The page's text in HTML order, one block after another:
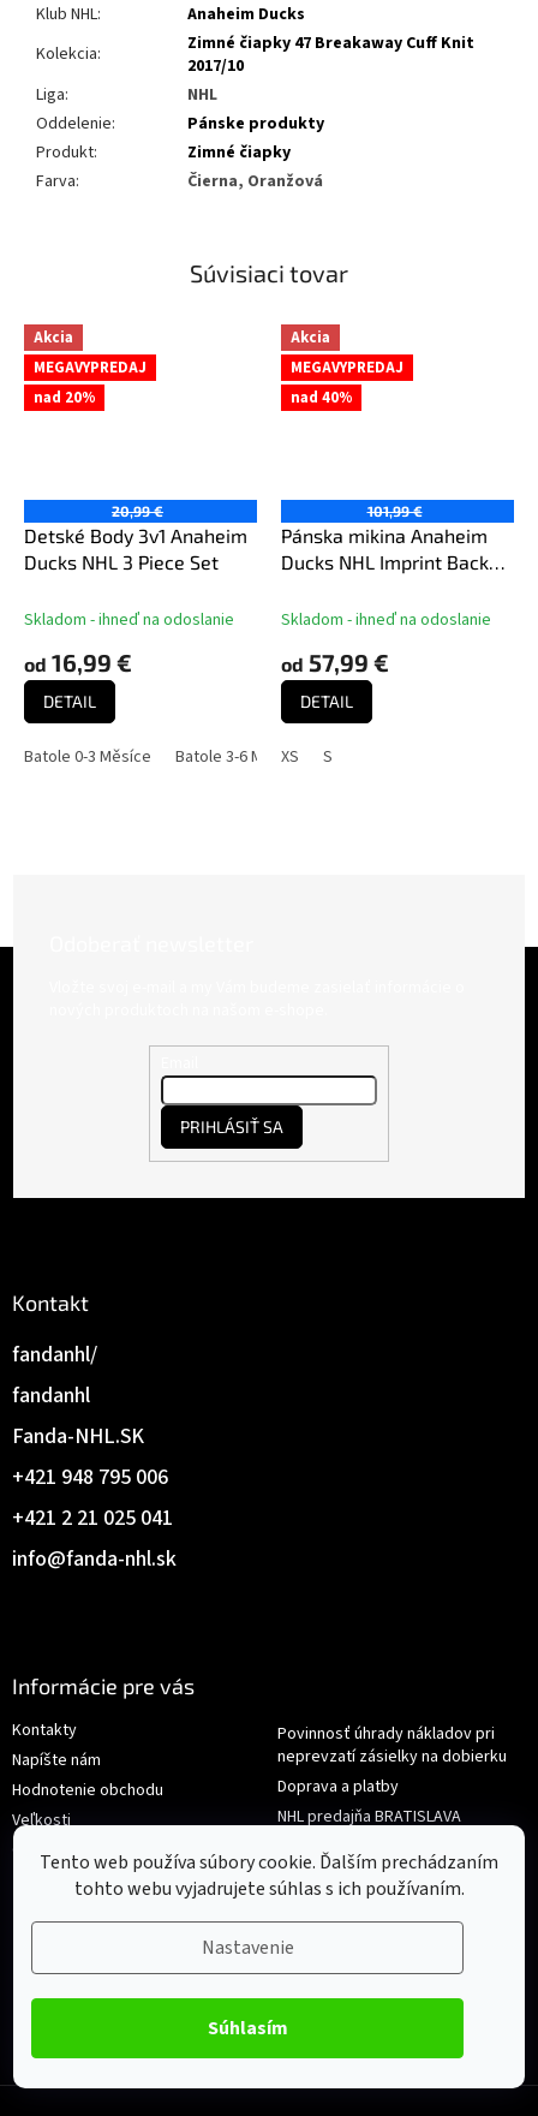
Tento web používa súbory cookie. Ďalším prechádzaním
tohto webu vyjadrujete súhlas s ich používaním.
Nastavenie
Súhlasím
Súvisiaci tovar
Akcia
MEGAVYPREDAJ
nad 20%
20,99 €
Detské Body 3v1 Anaheim
Ducks NHL 3 Piece Set
Skladom - ihneď na odoslanie
od 16,99 €
DETAIL
Batole 0-3 Měsíce Batole 3-6 Měsíců Batole 6-9 Měsíců
Akcia
MEGAVYPREDAJ
nad 40%
101,99 €
Pánska mikina Anaheim
Ducks NHL Imprint Backer
Skladom - ihneď na odoslanie
od 57,99 €
DETAIL
XS S
Klub NHL:
Anaheim Ducks
Kolekcia:
Zimné čiapky 47 Breakaway Cuff Knit
2017/10
Liga:
NHL
Oddelenie:
Pánske produkty
Produkt:
Zimné čiapky
Farva: Čierna, Oranžová
Kontakt
info@fanda-nhl.sk
+421 2 21 025 041
+421 948 795 006
Fanda-NHL.SK
fandanhl
fandanhl/
Informácie pre vás
Kontakty
Napíšte nám
Hodnotenie obchodu
Veľkosti
Obchodné podmienky
Povinnosť úhrady nákladov pri
neprevzatí zásielky na dobierku
Doprava a platby
NHL predajňa BRATISLAVA
Reklamace/Výměna
PRIHLÁSIŤ SA